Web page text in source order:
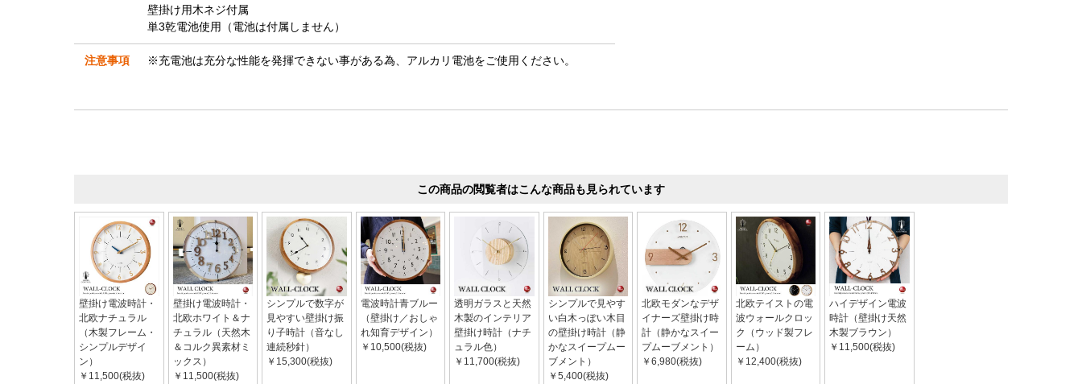
壁掛け用木ネジ付属
単3乾電池使用（電池は付属しません）
注意事項 ※充電池は充分な性能を発揮できない事がある為、アルカリ電池をご使用ください。
この商品の閲覧者はこんな商品も見られています
壁掛け電波時計・
北欧ナチュラル
（木製フレーム・
シンプルデザイ
ン）
￥11,500(税抜)
壁掛け電波時計・
北欧ホワイト＆ナ
チュラル（天然木
＆コルク異素材ミ
ックス）
￥11,500(税抜)
シンプルで数字が
見やすい壁掛け振
り子時計（音なし
連続秒針）
￥15,300(税抜)
電波時計青ブルー
（壁掛け／おしゃ
れ知育デザイン）
￥10,500(税抜)
透明ガラスと天然
木製のインテリア
壁掛け時計（ナチ
ュラル色）
￥11,700(税抜)
シンプルで見やす
い白木っぽい木目
の壁掛け時計（静
かなスイープムー
ブメント）
￥5,400(税抜)
北欧モダンなデザ
イナーズ壁掛け時
計（静かなスイー
プムーブメント）
￥6,980(税抜)
北欧テイストの電
波ウォールクロッ
ク（ウッド製フレ
ーム）
￥12,400(税抜)
ハイデザイン電波
時計（壁掛け天然
木製ブラウン）
￥11,500(税抜)